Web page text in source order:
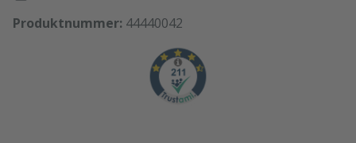
Produktnummer: 44440042